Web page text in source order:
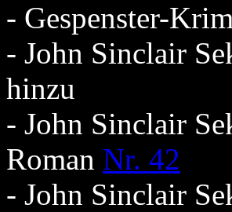
- Gespenster-
- John Sinclair
hinzu
- John Sinclair
Roman Nr. 42
- John Sinclair